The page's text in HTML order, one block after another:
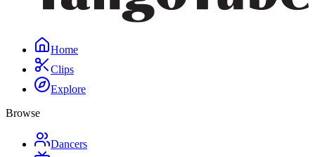
Home
Clips
Explore
Browse
Dancers